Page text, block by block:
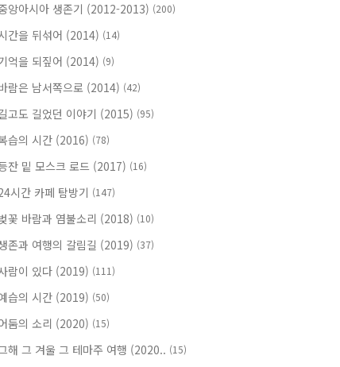
앙아시아 생존기 (2012-2013) (200)
간을 뒤섞어 (2014) (14)
억을 되짚어 (2014) (9)
람은 남서쪽으로 (2014) (42)
고도 길었던 이야기 (2015) (95)
습의 시간 (2016) (78)
잔 밑 모스크 로드 (2017) (16)
시간 카페 탐방기 (147)
꽃 바람과 염불소리 (2018) (10)
존과 여행의 갈림길 (2019) (37)
람이 있다 (2019) (111)
습의 시간 (2019) (50)
둠의 소리 (2020) (15)
해 그 겨울 그 테마주 여행 (2020.. (15)